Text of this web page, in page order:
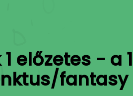
1 előzetes - a
fantasy